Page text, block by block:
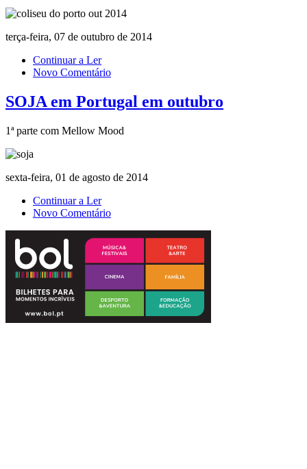
terça-feira, 07 de outubro de 2014
Continuar a Ler
Novo Comentário
SOJA em Portugal em outubro
1ª parte com Mellow Mood
sexta-feira, 01 de agosto de 2014
Continuar a Ler
Novo Comentário